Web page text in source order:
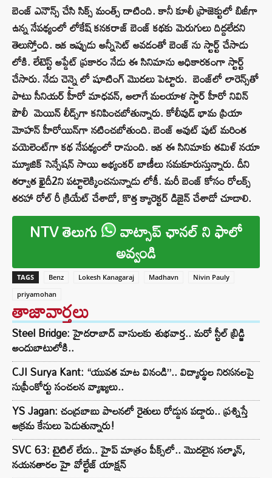
బెంజ్ ఎనౌన్స్ చేసి సిక్స్ మంత్స్ దాటింది. కానీ కూలీ ప్రాజెక్టులో బిజీగా
ఉన్న నేపథ్యంలో లోకేష్ కనకరాజ్ బెంజ్ కథకు మెరుగులు దిద్దలేదని
తెలుస్తోంది. ఇక ఇప్పుడు అన్నీసెట్ అవడంతో బెంజ్ ను స్టార్ట్ చేసాడు
లోకి. లేటెస్ట్ అప్డేట్ ప్రకారం నేడు ఈ సినిమాను అధికారకంగా స్టార్ట్
చేసారు. నేడు చెన్నై లో షూటింగ్ మొదలు పెట్టారు. బెంజ్‌లో లారెన్స్‌తో
పాటు సీనియర్ హీరో మాధవన్, అలాగే మలయాళ స్టార్ హీరో నివిన్
పౌలీ మెయిన్ లీడ్స్‌గా కనిపించబోతున్నారు. కోలీవుడ్ భామ ప్రియా
మోహన్ హీరోయిన్‌గా నటించబోతుంది. బెంజ్‌ అవుట్ పుట్ మరింత
వయెలెంట్‌గా కథ నేపథ్యంలో రానుంది. ఇక ఈ సినిమాకు తమిళ్ నయా
మ్యూజిక్ సెన్సేషన్ సాయి అభ్యంకర్ బాణీలు సమకూరుస్తున్నారు. దీని
తర్వాత ఖైదీ2ని పట్టాలెక్కించనున్నాడు లోకీ. మరీ బెంజ్ కోసం రోలక్స్
తరహా రోల్ రీ క్రియేట్ చేశాడో, కొత్త క్యారెక్టర్ డిజైన్ చేశాడో చూడాలి.
NTV తెలుగు వాట్సాప్ ఛానల్ ని ఫాలో
అవ్వండి
TAGS Benz Lokesh Kanagaraj Madhavn
Nivin Pauly
priyamohan
తాజావార్తలు
Steel Bridge: హైదరాబాద్ వాసులకు శుభవార్త.. మరో స్టీల్ బ్రిడ్జి
అందుబాటులోకి..
CJI Surya Kant: “యువత మాట వినండి”.. విద్యార్థుల నిరసనలపై
సుప్రీంకోర్టు సంచలన వ్యాఖ్యలు..
YS Jagan: చంద్రబాబు పాలనలో రైతులు రోడ్డున పడ్డారు.. ప్రశ్నిస్తే
అక్రమ కేసులు పెడుతున్నారు!
SVC 63: టైటిల్ లేదు.. హైప్ మాత్రం పీక్స్‌లో.. మొదలైన సల్మాన్,
నయనతారల హై వోల్టేజ్ యాక్షన్